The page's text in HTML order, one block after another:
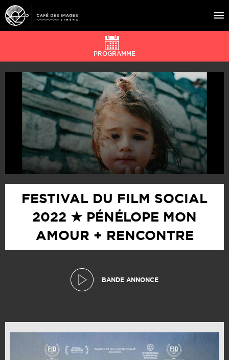
À L’AFFICHE
ÉVÉNEMENTS
CAFÉ DU CINÉ
PRATIQUE
ÉDUCATION AUX IMAGES
PROGRAMME
FESTIVAL DU FILM SOCIAL
2022 ★ PÉNÉLOPE MON
AMOUR + RENCONTRE
BANDE ANNONCE